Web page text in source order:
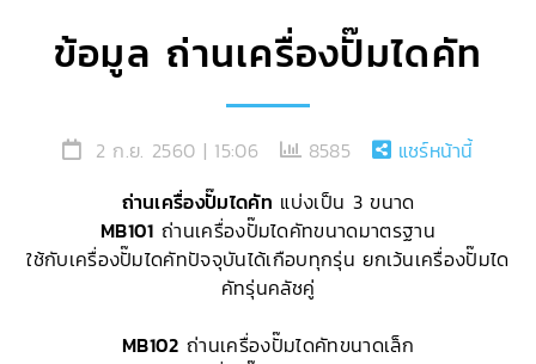
ข้อมูล ถ่านเครื่องปั๊มไดคัท
2 ก.ย. 2560 | 15:06 8585
แชร์หน้านี้
ถ่านเครื่องปั๊มไดคัท แบ่งเป็น 3 ขนาด
MB101 ถ่านเครื่องปั๊มไดคัทขนาดมาตรฐาน
ใช้กับเครื่องปั๊มไดคัทปัจจุบันได้เกือบทุกรุ่น ยกเว้นเครื่องปั๊มได
คัทรุ่นคลัชคู่
MB102 ถ่านเครื่องปั๊มไดคัทขนาดเล็ก